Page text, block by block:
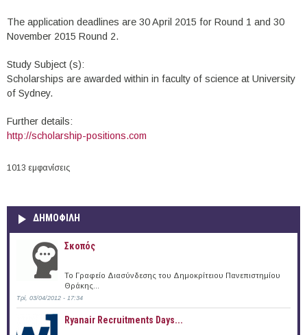
The application deadlines are 30 April 2015 for Round 1 and 30
November 2015 Round 2.
Study Subject (s):
Scholarships are awarded within in faculty of science at University
of Sydney.
Further details:
http://scholarship-positions.com
1013 εμφανίσεις
ΔΗΜΟΦΙΛΗ
Σκοπός
Το Γραφείο Διασύνδεσης του Δημοκρίτειου Πανεπιστημίου
Θράκης...
Τρί, 03/04/2012 - 17:34
Ryanair Recruitments Days...